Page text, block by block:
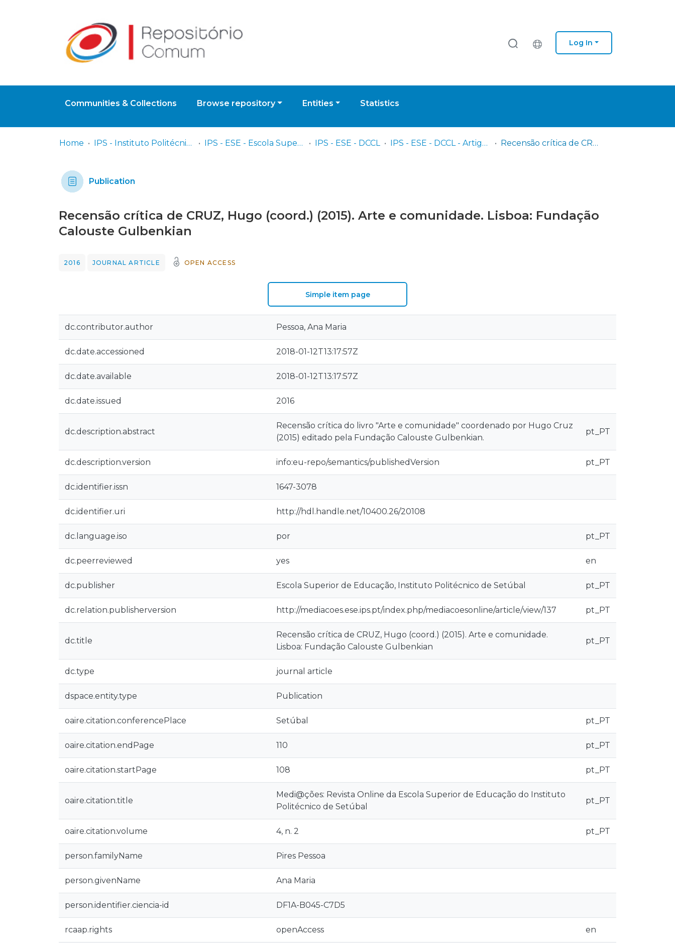
Log In
Communities & Collections Browse repository Entities Statistics
Home IPS - Instituto Politécnico de Setúbal IPS - ESE - Escola Superior de Educação IPS - ESE - DCCL IPS - ESE - DCCL - Artigos científicos Recensão crítica de CRUZ, Hugo (coord.) (2015). Arte e comunidade. Lisboa: Fundação Calouste Gulbenkian
Publication
Recensão crítica de CRUZ, Hugo (coord.) (2015). Arte e comunidade. Lisboa: Fundação
Calouste Gulbenkian
2016 JOURNAL ARTICLE OPEN ACCESS
Simple item page
dc.contributor.author Pessoa, Ana Maria
dc.date.accessioned 2018-01-12T13:17:57Z
dc.date.available 2018-01-12T13:17:57Z
dc.date.issued 2016
dc.description.abstract
Recensão crítica do livro "Arte e comunidade" coordenado por Hugo Cruz
(2015) editado pela Fundação Calouste Gulbenkian.
pt_PT
dc.description.version info:eu-repo/semantics/publishedVersion pt_PT
dc.identifier.issn 1647-3078
dc.identifier.uri http://hdl.handle.net/10400.26/20108
dc.language.iso por pt_PT
dc.peerreviewed yes en
dc.publisher Escola Superior de Educação, Instituto Politécnico de Setúbal pt_PT
dc.relation.publisherversion http://mediacoes.ese.ips.pt/index.php/mediacoesonline/article/view/137 pt_PT
dc.title
Recensão crítica de CRUZ, Hugo (coord.) (2015). Arte e comunidade.
Lisboa: Fundação Calouste Gulbenkian
pt_PT
dc.type journal article
dspace.entity.type Publication
oaire.citation.conferencePlace Setúbal pt_PT
oaire.citation.endPage 110 pt_PT
oaire.citation.startPage 108 pt_PT
oaire.citation.title
Medi@ções: Revista Online da Escola Superior de Educação do Instituto
Politécnico de Setúbal
pt_PT
oaire.citation.volume 4, n. 2 pt_PT
person.familyName Pires Pessoa
person.givenName Ana Maria
person.identifier.ciencia-id DF1A-B045-C7D5
rcaap.rights openAccess en